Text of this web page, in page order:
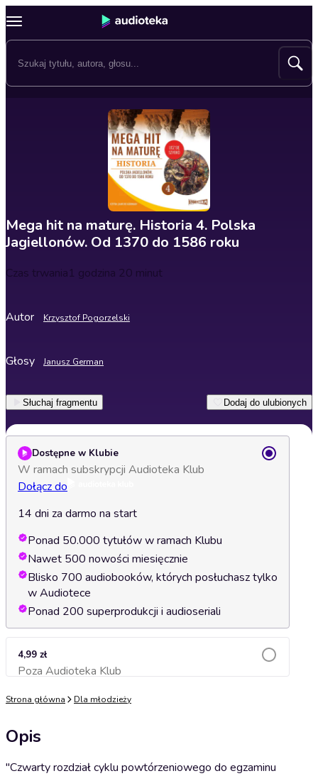
Mega hit na maturę. Historia 4. Polska
Jagiellonów. Od 1370 do 1586 roku
Czas trwania1 godzina 20 minut
Autor Krzysztof Pogorzelski
Głosy Janusz German
Słuchaj fragmentu Dodaj do ulubionych
Dostępne w Klubie
W ramach subskrypcji Audioteka Klub
Dołącz do
14 dni za darmo na start
Ponad 50.000 tytułów w ramach Klubu
Nawet 500 nowości miesięcznie
Blisko 700 audiobooków, których posłuchasz tylko
w Audiotece
Ponad 200 superprodukcji i audioseriali
4,99 zł
Poza Audioteka KlubDodaj do koszyka
Strona główna Dla młodzieży
Opis
"Czwarty rozdział cyklu powtórzeniowego do egzaminu